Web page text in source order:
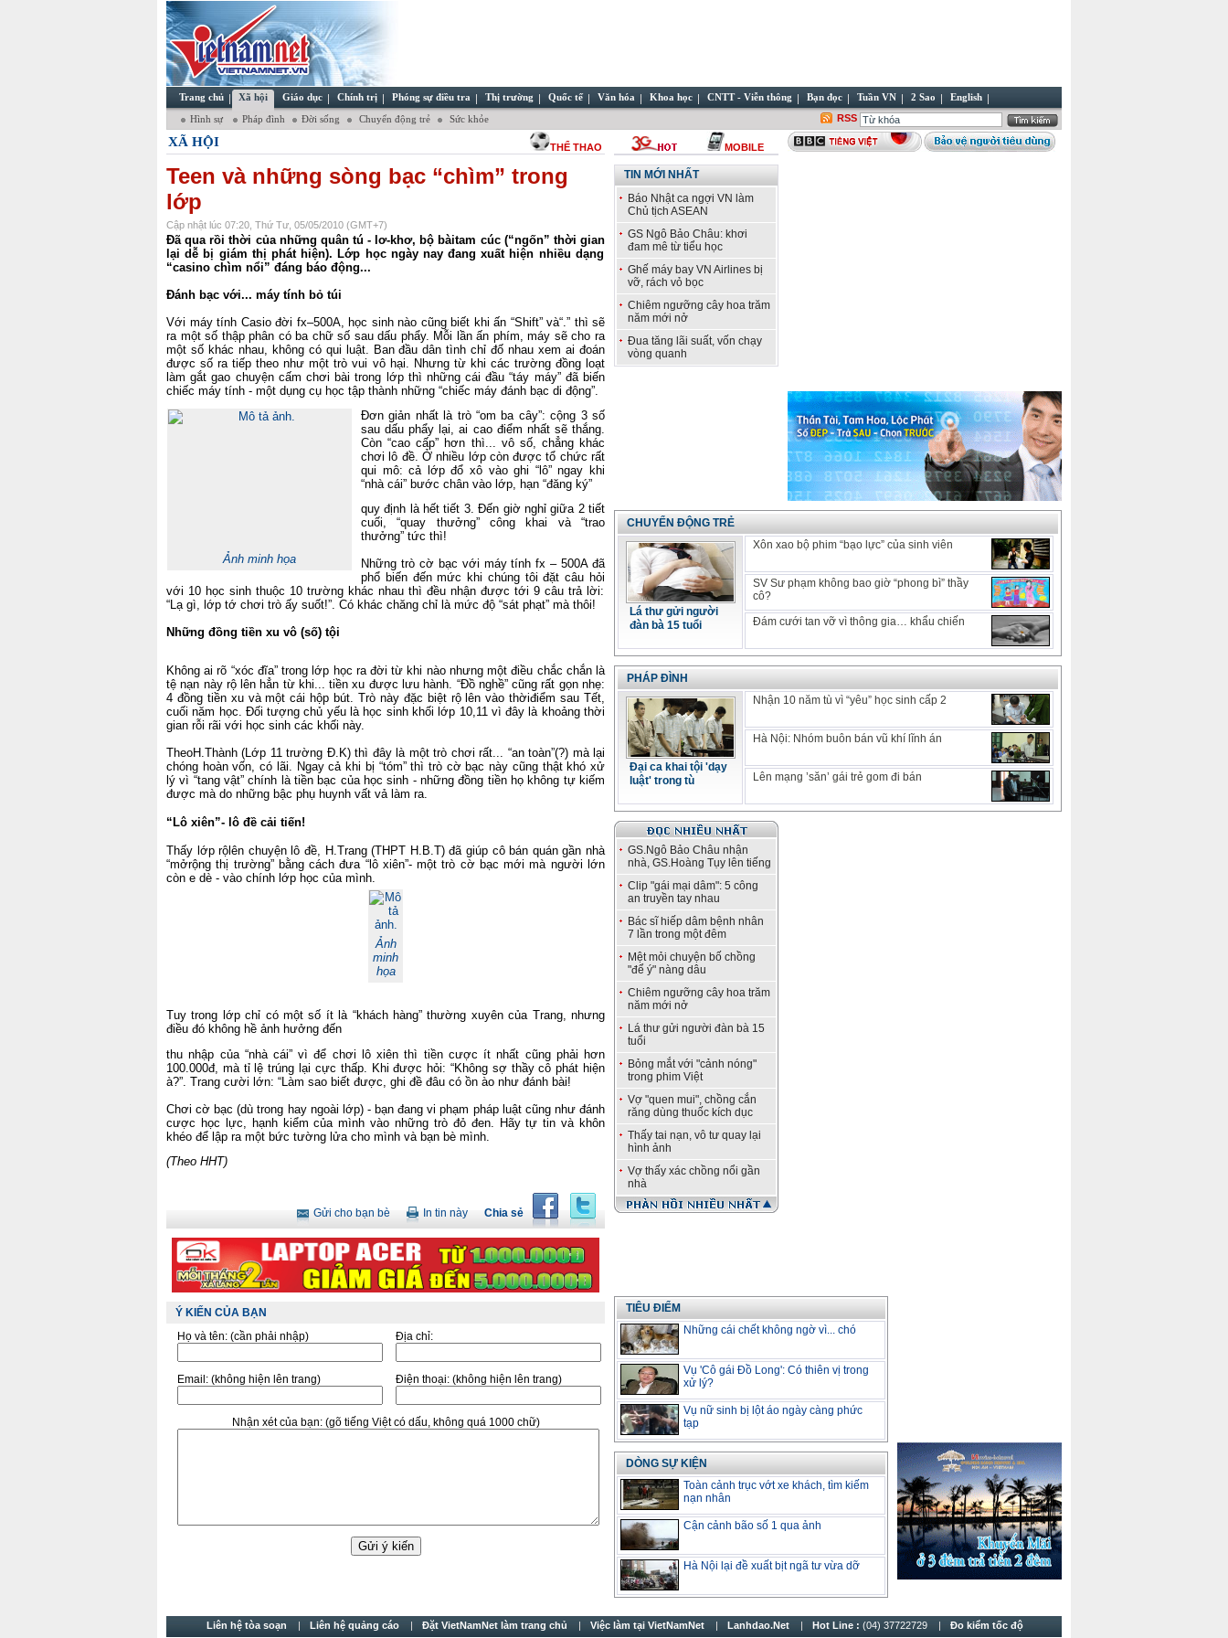
Trang chủ Xã hội Giáo dục Chính trị Phóng sự điều tra Thị trường Quốc tế Văn hóa Khoa học CNTT - Viễn thông Bạn đọc Tuần VN 2 Sao English
Hình sự Pháp đình Đời sống Chuyển động trẻ Sức khỏe RSS
XÃ HỘI THỂ THAO MOBILE
Teen và những sòng bạc “chìm” trong
lớp
Cập nhật lúc 07:20, Thứ Tư, 05/05/2010 (GMT+7)
Đã qua rồi thời của những quân tú - lơ-khơ, bộ bàitam cúc (“ngốn” thời gian
lại dễ bị giám thị phát hiện). Lớp học ngày nay đang xuất hiện nhiều dạng
“casino chìm nổi” đáng báo động...
Đánh bạc với... máy tính bỏ túi
Với máy tính Casio đời fx–500A, học sinh nào cũng biết khi ấn “Shift” và“.” thì sẽ
ra một số thập phân có ba chữ số sau dấu phẩy. Mỗi lần ấn phím, máy sẽ cho ra
một số khác nhau, không có qui luật. Ban đầu dân tình chỉ đố nhau xem ai đoán
được số ra tiếp theo như một trò vui vô hại. Nhưng từ khi các trường đồng loạt
làm gắt gao chuyện cấm chơi bài trong lớp thì những cái đầu “táy máy” đã biến
chiếc máy tính - một dụng cụ học tập thành những “chiếc máy đánh bạc di động”.
Ảnh minh họa
Đơn giản nhất là trò “om ba cây”: cộng 3 số
sau dấu phẩy lại, ai cao điểm nhất sẽ thắng.
Còn “cao cấp” hơn thì... vô số, chẳng khác
chơi lô đề. Ở nhiều lớp còn được tổ chức rất
qui mô: cả lớp đổ xô vào ghi “lô” ngay khi
“nhà cái” bước chân vào lớp, hạn “đăng ký”
quy định là hết tiết 3. Đến giờ nghỉ giữa 2 tiết
cuối, “quay thưởng” công khai và “trao
thưởng” tức thì!
Những trò cờ bạc với máy tính fx – 500A đã
phổ biến đến mức khi chúng tôi đặtcâu hỏi
với 10 học sinh thuộc 10 trường khác nhau thì đều nhận được tới 9 câu trả lời:
“Lạ gì, lớp tớ chơi trò ấy suốt!”. Có khác chăng chỉ là mức độ “sát phạt” mà thôi!
Những đồng tiền xu vô (số) tội
Không ai rõ “xóc đĩa” trong lớp học ra đời từ khi nào nhưng một điều chắc chắn là
tệ nạn này rộ lên hẳn từ khi... tiền xu được lưu hành. “Đồ nghề” cũng rất gọn nhẹ:
4 đồng tiền xu và một cái hộp bút. Trò này đặc biệt rộ lên vào thờiđiểm sau Tết,
cuối năm học. Đối tượng chủ yếu là học sinh khối lớp 10,11 vì đây là khoảngthời
gian rỗi rãi với học sinh các khối này.
TheoH.Thành (Lớp 11 trường Đ.K) thì đây là một trò chơi rất... “an toàn”(?) mà lại
chóng hoàn vốn, có lãi. Ngay cả khi bị “tóm” thì trò cờ bạc này cũng thật khó xử
lý vì “tang vật” chính là tiền bạc của học sinh - những đồng tiền họ không tự kiếm
được mà do những bậc phụ huynh vất vả làm ra.
“Lô xiên”- lô đề cải tiến!
Thấy lớp rộlên chuyện lô đề, H.Trang (THPT H.B.T) đã giúp cô bán quán gần nhà
“mởrộng thị trường” bằng cách đưa “lô xiên”- một trò cờ bạc mới mà người lớn
còn e dè - vào chính lớp học của mình.
Ảnh
minh
họa
Tuy trong lớp chỉ có một số ít là “khách hàng” thường xuyên của Trang, nhưng
điều đó không hề ảnh hưởng đến
thu nhập của “nhà cái” vì để chơi lô xiên thì tiền cược ít nhất cũng phải hơn
100.000đ, mà tỉ lệ trúng lại cực thấp. Khi được hỏi: “Không sợ thầy cô phát hiện
à?”. Trang cười lớn: “Làm sao biết được, ghi đề đâu có ồn ào như đánh bài!
Chơi cờ bạc (dù trong hay ngoài lớp) - bạn đang viphạm pháp luật cũng như đánh
cược học lực, hạnh kiểm của mình vào những trò đỏ đen. Hãy tự tin và khôn
khéo để lập ra một bức tường lửa cho mình và bạn bè mình.
(Theo HHT)
Chia sẻ
In tin này
Gửi cho bạn bè
Ý KIẾN CỦA BẠN
Họ và tên: (cần phải nhập) Địa chỉ:
Email: (không hiện lên trang) Điện thoại: (không hiện lên trang)
Nhận xét của bạn: (gõ tiếng Việt có dấu, không quá 1000 chữ)
TIN MỚI NHẤT
Báo Nhật ca ngợi VN làm
Chủ tịch ASEAN
GS Ngô Bảo Châu: khơi
đam mê từ tiểu học
Ghế máy bay VN Airlines bị
vỡ, rách vỏ bọc
Chiêm ngưỡng cây hoa trăm
năm mới nở
Đua tăng lãi suất, vốn chạy
vòng quanh
CHUYỂN ĐỘNG TRẺ
Lá thư gửi người
đàn bà 15 tuổi
Xôn xao bộ phim “bạo lực” của sinh viên
SV Sư phạm không bao giờ “phong bì” thầy
cô?
Đám cưới tan vỡ vì thông gia… khẩu chiến
PHÁP ĐÌNH
Đại ca khai tội 'dạy
luật' trong tù
Nhận 10 năm tù vì “yêu” học sinh cấp 2
Hà Nội: Nhóm buôn bán vũ khí lĩnh án
Lên mạng ’săn’ gái trẻ gom đi bán
GS.Ngô Bảo Châu nhận
nhà, GS.Hoàng Tụy lên tiếng
Clip "gái mại dâm": 5 công
an truyền tay nhau
Bác sĩ hiếp dâm bệnh nhân
7 lần trong một đêm
Mệt mỏi chuyện bố chồng
"để ý" nàng dâu
Chiêm ngưỡng cây hoa trăm
năm mới nở
Lá thư gửi người đàn bà 15
tuổi
Bỏng mắt với "cảnh nóng"
trong phim Việt
Vợ "quen mui", chồng cắn
răng dùng thuốc kích dục
Thấy tai nạn, vô tư quay lại
hình ảnh
Vợ thấy xác chồng nổi gần
nhà
TIÊU ĐIỂM
Những cái chết không ngờ vì... chó
Vụ 'Cô gái Đồ Long': Có thiên vị trong
xử lý?
Vụ nữ sinh bị lột áo ngày càng phức
tạp
DÒNG SỰ KIỆN
Toàn cảnh trục vớt xe khách, tìm kiếm
nạn nhân
Cận cảnh bão số 1 qua ảnh
Hà Nội lại đề xuất bịt ngã tư vừa dỡ
Liên hệ tòa soạn Liên hệ quảng cáo Đặt VietNamNet làm trang chủ Việc làm tại VietNamNet Lanhdao.Net Hot Line : (04) 37722729 Đo kiểm tốc độ